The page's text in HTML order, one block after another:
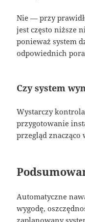
Nie — przy
jest często niższe
ponieważ system
odpowiednich
Czy system
Wystarczy
przygotowanie
przegląd znacząco
Automatyczne
wygodę,